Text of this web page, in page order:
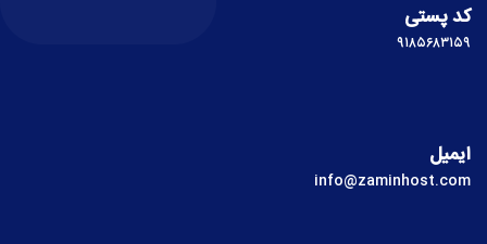
کد پستی
۹۱۸۵۶۸۳۱۵۹
ایمیل
info@zaminhost.com